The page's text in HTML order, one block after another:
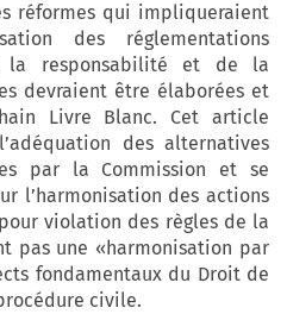
réformes qui impliqueraient
des réglementations
la responsabilité et de la
devraient être élaborées et
Livre Blanc. Cet article
des alternatives
par la Commission et se
l’harmonisation des actions
violation des règles de la
pas une «harmonisation par
fondamentaux du Droit de
civile.